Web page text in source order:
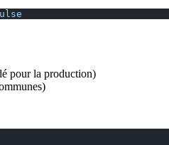
pour la production)